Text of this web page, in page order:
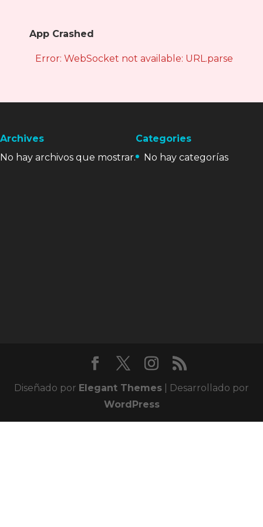
App Crashed
Error: WebSocket not available: URL.parse is
Archives
No hay archivos que mostrar.
Categories
No hay categorías
Diseñado por Elegant Themes | Desarrollado por
WordPress